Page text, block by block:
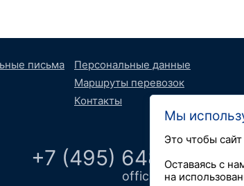
письма
Персональные данные
Маршруты перевозок
Контакты
+7 (495) 648 66 52
office@logdok.ru
Мы
Это чтобы
Оставаясь с
на